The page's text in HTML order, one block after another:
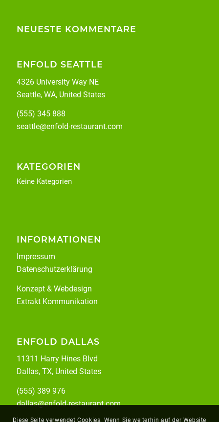
NEUESTE KOMMENTARE
ENFOLD SEATTLE
4326 University Way NE
Seattle, WA, United States
(555) 345 888
seattle@enfold-restaurant.com
KATEGORIEN
Keine Kategorien
INFORMATIONEN
Impressum
Datenschutzerklärung
Konzept & Webdesign
Extrakt Kommunikation
ENFOLD DALLAS
11311 Harry Hines Blvd
Dallas, TX, United States
(555) 389 976
dallas@enfold-restaurant.com
Diese Seite verwendet Cookies. Wenn Sie weiterhin auf der Website